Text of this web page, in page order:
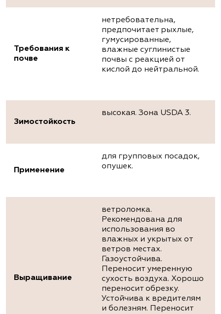
Требования к
почве
нетребовательна,
предпочитает рыхлые,
гумусированные,
влажные суглинистые
почвы с реакцией от
кислой до нейтральной.
Зимостойкость
высокая. Зона USDA 3.
Применение
для групповых посадок,
опушек.
Выращивание
ветроломка.
Рекомендована для
использования во
влажных и укрытых от
ветров местах.
Газоустойчива.
Переносит умеренную
сухость воздуха. Хорошо
переносит обрезку.
Устойчива к вредителям
и болезням. Переносит